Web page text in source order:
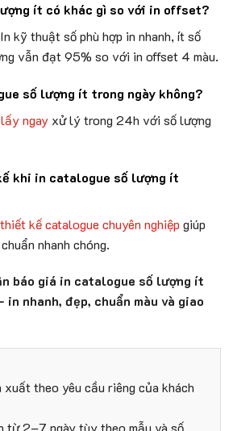
ít có khác gì so với in offset?
kỹ thuật số phù hợp in nhanh, ít số
vẫn đạt 95% so với in offset 4 màu.
số lượng ít trong ngày không?
ngay xử lý trong 24h với số lượng
khi in catalogue số lượng ít
thiết kế catalogue chuyên nghiệp giúp
nhanh chóng.
báo giá in catalogue số lượng ít
nhanh, đẹp, chuẩn màu và giao
xuất theo yêu cầu riêng của khách
từ 2–7 ngày tùy theo mẫu và số